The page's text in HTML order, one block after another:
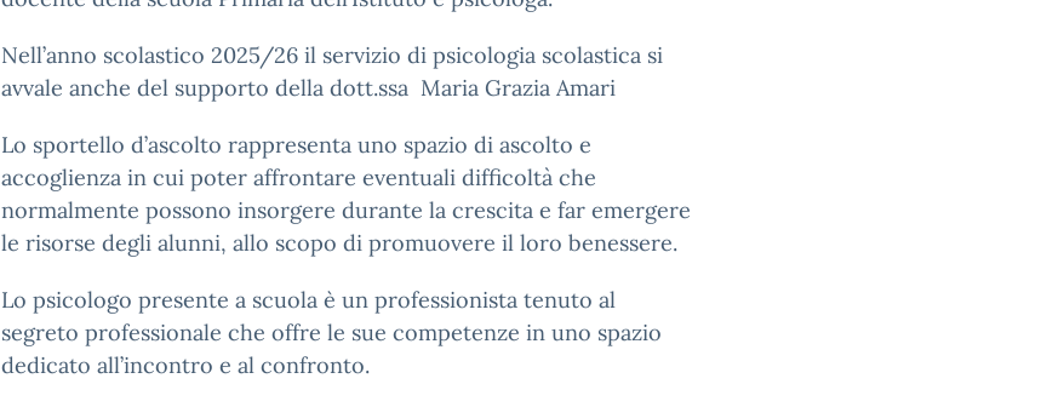
Nell’anno scolastico 2025/26 il servizio di psicologia scolastica si
avvale anche del supporto della dott.ssa Maria Grazia Amari
Lo sportello d’ascolto rappresenta uno spazio di ascolto e
accoglienza in cui poter affrontare eventuali difficoltà che
normalmente possono insorgere durante la crescita e far emergere
le risorse degli alunni, allo scopo di promuovere il loro benessere.
Lo psicologo presente a scuola è un professionista tenuto al
segreto professionale che offre le sue competenze in uno spazio
dedicato all’incontro e al confronto.